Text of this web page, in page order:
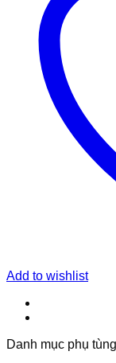
Add to wishlist
Danh mục phụ tùng